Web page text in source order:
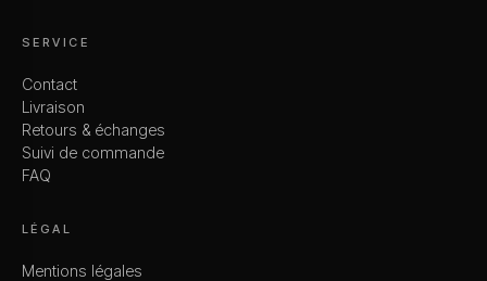
SERVICE
Contact
Livraison
Retours & échanges
Suivi de commande
FAQ
LÉGAL
Mentions légales